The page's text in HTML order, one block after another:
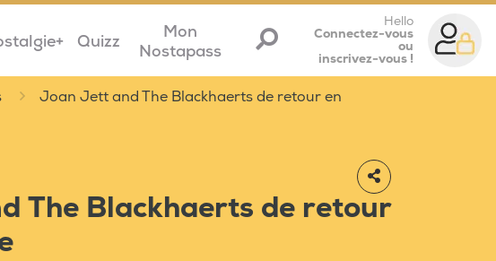
Quizz
Mon
Nostapass
Hello
Connectez-vous
ou
inscrivez-vous !
Joan Jett and The Blackhaerts de retour en
The Blackhaerts de retour